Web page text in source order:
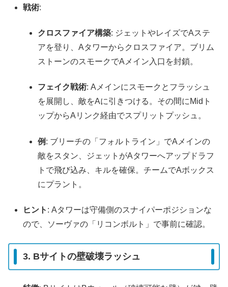
戦術:
クロスファイア構築: ジェットやレイズでAステ
アを登り、Aタワーからクロスファイア。ブリム
ストーンのスモークでAメイン入口を封鎖。
フェイク戦術: Aメインにスモークとフラッシュ
を展開し、敵をAに引きつける。その間にMidト
ップからAリンク経由でスプリットプッシュ。
例 : ブリーチの「フォルトライン」でAメインの
敵をスタン、ジェットがAタワーへアップドラフ
トで飛び込み、キルを確保。チームでAボックス
にプラント。
ヒント : Aタワーは守備側のスナイパーポジションな
ので、ソーヴァの「リコンボルト」で事前に確認。
3. Bサイトの壁破壊ラッシュ